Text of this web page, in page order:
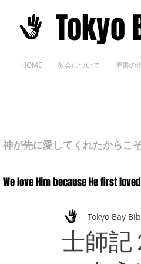
​Tokyo
HOME 教会について 聖書の
神が先に愛してくれたからこ
We love Him because He first
士師
Tokyo Bay